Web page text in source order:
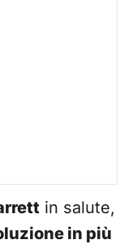
in salute,
in più